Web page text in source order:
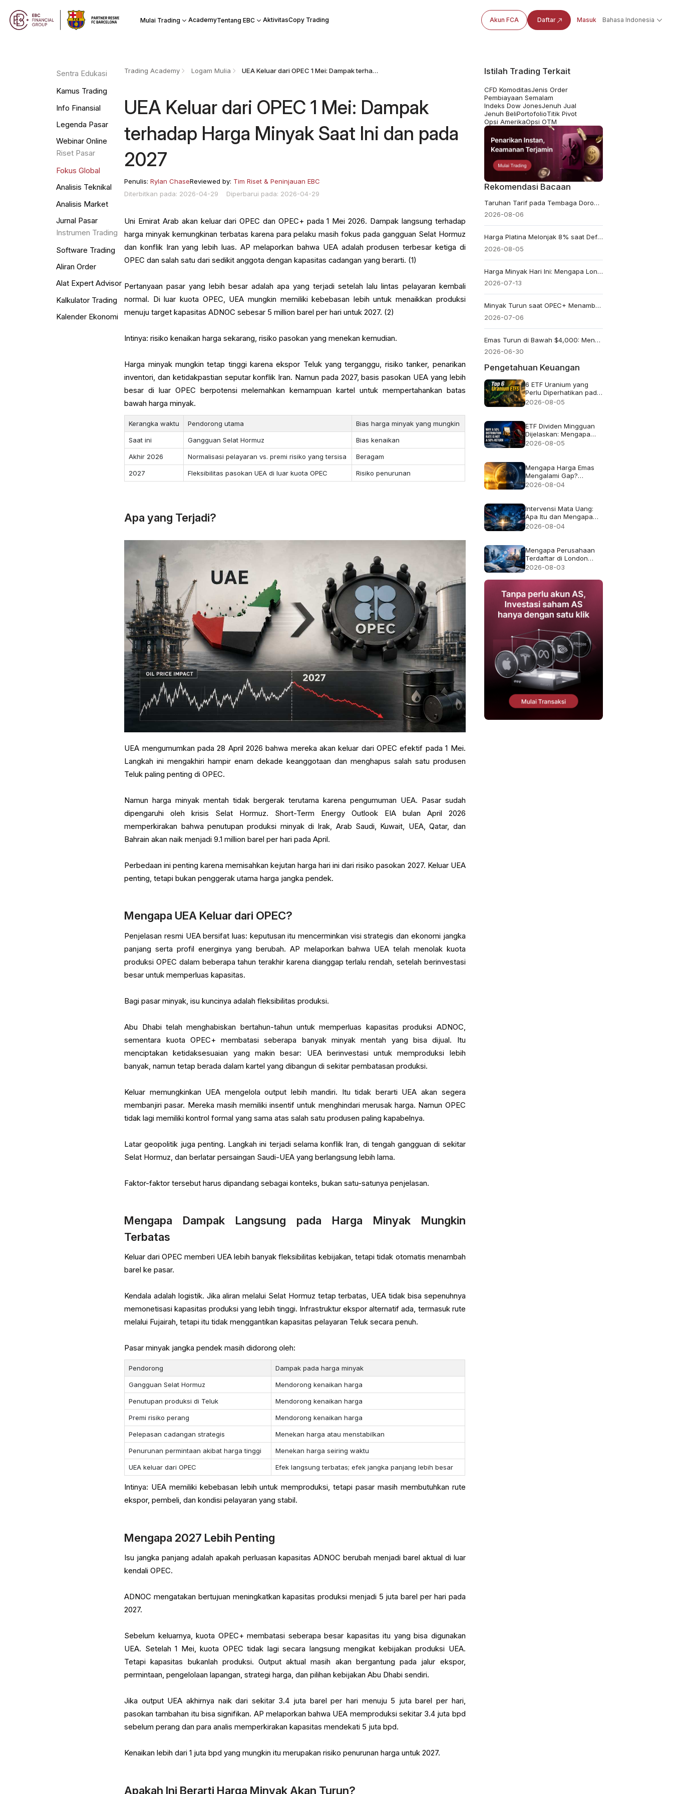
Mulai Trading AcademyTentang EBC AktivitasCopy Trading Akun FCA Daftar Masuk Bahasa Indonesia
Sentra Edukasi
Kamus Trading
Info Finansial
Legenda Pasar
Webinar Online
Riset Pasar
Fokus Global
Analisis Teknikal
Analisis Market
Jurnal Pasar
Instrumen Trading
Software Trading
Aliran Order
Alat Expert Advisor
Kalkulator Trading
Kalender Ekonomi
Trading Academy Logam Mulia UEA Keluar dari OPEC 1 Mei: Dampak terhadap Harga Minyak Saat Ini dan pada 2027
UEA Keluar dari OPEC 1 Mei: Dampak
terhadap Harga Minyak Saat Ini dan pada
2027
Penulis:Rylan ChaseReviewed by: Tim Riset & Peninjauan EBC
Diterbitkan pada: 2026-04-29
Diperbarui pada: 2026-04-29
Uni Emirat Arab akan keluar dari OPEC dan OPEC+ pada 1 Mei 2026. Dampak langsung terhadap
harga minyak kemungkinan terbatas karena para pelaku masih fokus pada gangguan Selat Hormuz
dan konflik Iran yang lebih luas. AP melaporkan bahwa UEA adalah produsen terbesar ketiga di
OPEC dan salah satu dari sedikit anggota dengan kapasitas cadangan yang berarti. (1)
Pertanyaan pasar yang lebih besar adalah apa yang terjadi setelah lalu lintas pelayaran kembali
normal. Di luar kuota OPEC, UEA mungkin memiliki kebebasan lebih untuk menaikkan produksi
menuju target kapasitas ADNOC sebesar 5 million barel per hari untuk 2027. (2)
Intinya: risiko kenaikan harga sekarang, risiko pasokan yang menekan kemudian.
Harga minyak mungkin tetap tinggi karena ekspor Teluk yang terganggu, risiko tanker, penarikan
inventori, dan ketidakpastian seputar konflik Iran. Namun pada 2027, basis pasokan UEA yang lebih
besar di luar OPEC berpotensi melemahkan kemampuan kartel untuk mempertahankan batas
bawah harga minyak.
Kerangka waktu Pendorong utama Bias harga minyak yang mungkin
Saat ini Gangguan Selat Hormuz Bias kenaikan
Akhir 2026 Normalisasi pelayaran vs. premi risiko yang tersisa Beragam
2027 Fleksibilitas pasokan UEA di luar kuota OPEC Risiko penurunan
Apa yang Terjadi?
UEA mengumumkan pada 28 April 2026 bahwa mereka akan keluar dari OPEC efektif pada 1 Mei.
Langkah ini mengakhiri hampir enam dekade keanggotaan dan menghapus salah satu produsen
Teluk paling penting di OPEC.
Namun harga minyak mentah tidak bergerak terutama karena pengumuman UEA. Pasar sudah
dipengaruhi oleh krisis Selat Hormuz. Short-Term Energy Outlook EIA bulan April 2026
memperkirakan bahwa penutupan produksi minyak di Irak, Arab Saudi, Kuwait, UEA, Qatar, dan
Bahrain akan naik menjadi 9.1 million barel per hari pada April.
Perbedaan ini penting karena memisahkan kejutan harga hari ini dari risiko pasokan 2027. Keluar UEA
penting, tetapi bukan penggerak utama harga jangka pendek.
Mengapa UEA Keluar dari OPEC?
Penjelasan resmi UEA bersifat luas: keputusan itu mencerminkan visi strategis dan ekonomi jangka
panjang serta profil energinya yang berubah. AP melaporkan bahwa UEA telah menolak kuota
produksi OPEC dalam beberapa tahun terakhir karena dianggap terlalu rendah, setelah berinvestasi
besar untuk memperluas kapasitas.
Bagi pasar minyak, isu kuncinya adalah fleksibilitas produksi.
Abu Dhabi telah menghabiskan bertahun-tahun untuk memperluas kapasitas produksi ADNOC,
sementara kuota OPEC+ membatasi seberapa banyak minyak mentah yang bisa dijual. Itu
menciptakan ketidaksesuaian yang makin besar: UEA berinvestasi untuk memproduksi lebih
banyak, namun tetap berada dalam kartel yang dibangun di sekitar pembatasan produksi.
Keluar memungkinkan UEA mengelola output lebih mandiri. Itu tidak berarti UEA akan segera
membanjiri pasar. Mereka masih memiliki insentif untuk menghindari merusak harga. Namun OPEC
tidak lagi memiliki kontrol formal yang sama atas salah satu produsen paling kapabelnya.
Latar geopolitik juga penting. Langkah ini terjadi selama konflik Iran, di tengah gangguan di sekitar
Selat Hormuz, dan berlatar persaingan Saudi-UEA yang berlangsung lebih lama.
Faktor-faktor tersebut harus dipandang sebagai konteks, bukan satu-satunya penjelasan.
Mengapa Dampak Langsung pada Harga Minyak Mungkin
Terbatas
Keluar dari OPEC memberi UEA lebih banyak fleksibilitas kebijakan, tetapi tidak otomatis menambah
barel ke pasar.
Kendala adalah logistik. Jika aliran melalui Selat Hormuz tetap terbatas, UEA tidak bisa sepenuhnya
memonetisasi kapasitas produksi yang lebih tinggi. Infrastruktur ekspor alternatif ada, termasuk rute
melalui Fujairah, tetapi itu tidak menggantikan kapasitas pelayaran Teluk secara penuh.
Pasar minyak jangka pendek masih didorong oleh:
Pendorong Dampak pada harga minyak
Gangguan Selat Hormuz Mendorong kenaikan harga
Penutupan produksi di Teluk Mendorong kenaikan harga
Premi risiko perang Mendorong kenaikan harga
Pelepasan cadangan strategis Menekan harga atau menstabilkan
Penurunan permintaan akibat harga tinggi Menekan harga seiring waktu
UEA keluar dari OPEC Efek langsung terbatas; efek jangka panjang lebih besar
Intinya: UEA memiliki kebebasan lebih untuk memproduksi, tetapi pasar masih membutuhkan rute
ekspor, pembeli, dan kondisi pelayaran yang stabil.
Mengapa 2027 Lebih Penting
Isu jangka panjang adalah apakah perluasan kapasitas ADNOC berubah menjadi barel aktual di luar
kendali OPEC.
ADNOC mengatakan bertujuan meningkatkan kapasitas produksi menjadi 5 juta barel per hari pada
2027.
Sebelum keluarnya, kuota OPEC+ membatasi seberapa besar kapasitas itu yang bisa digunakan
UEA. Setelah 1 Mei, kuota OPEC tidak lagi secara langsung mengikat kebijakan produksi UEA.
Tetapi kapasitas bukanlah produksi. Output aktual masih akan bergantung pada jalur ekspor,
permintaan, pengelolaan lapangan, strategi harga, dan pilihan kebijakan Abu Dhabi sendiri.
Jika output UEA akhirnya naik dari sekitar 3.4 juta barel per hari menuju 5 juta barel per hari,
pasokan tambahan itu bisa signifikan. AP melaporkan bahwa UEA memproduksi sekitar 3.4 juta bpd
sebelum perang dan para analis memperkirakan kapasitas mendekati 5 juta bpd.
Kenaikan lebih dari 1 juta bpd yang mungkin itu merupakan risiko penurunan harga untuk 2027.
Apakah Ini Berarti Harga Minyak Akan Turun?
Istilah Trading Terkait
CFD KomoditasJenis Order
Pembiayaan Semalam
Indeks Dow JonesJenuh Jual
Jenuh BeliPortofolioTitik Pivot
Opsi AmerikaOpsi OTM
Rekomendasi Bacaan
Taruhan Tarif pada Tembaga Dorong Harga Tembaga ke Rekor $6.703
2026-08-06
Harga Platina Melonjak 8% saat Defisit Pasokan 2026 Kembali Menjadi Sorotan
2026-08-05
Harga Minyak Hari Ini: Mengapa Lonjakan Brent 3% Masih Merupakan Reaksi yang Terukur
2026-07-13
Minyak Turun saat OPEC+ Menambah 188,000 Bpd: Apakah Minyak Mentah Menghadapi Pelemahan yang Dipicu oleh Pasokan?
2026-07-06
Emas Turun di Bawah $4,000: Mengapa Rumah Tangga India Menjual Hampir 50 Ton Emas Lama
2026-06-30
Pengetahuan Keuangan
6 ETF Uranium yang
Perlu Diperhatikan pada
2026 dan Isi
2026-08-05
ETF Dividen Mingguan
Dijelaskan: Mengapa
Tingkat Distribusi 50%
2026-08-05
Mengapa Harga Emas
Mengalami Gap?
Penjelasan Jam Trading
2026-08-04
Intervensi Mata Uang:
Apa Itu dan Mengapa
Kadang Gagal
2026-08-04
Mengapa Perusahaan
Terdaftar di London
Pindah ke AS, dan Apa
Pemegang Saham?
2026-08-03